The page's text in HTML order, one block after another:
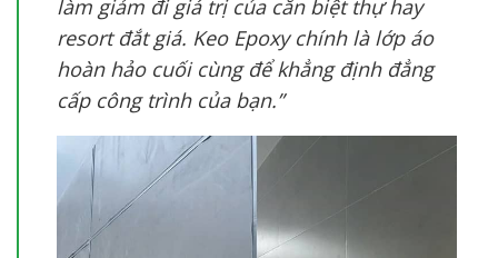
làm giảm đi giá trị của căn biệt thự hay
resort đắt giá. Keo Epoxy chính là lớp áo
hoàn hảo cuối cùng để khẳng định đẳng
cấp công trình của bạn.”